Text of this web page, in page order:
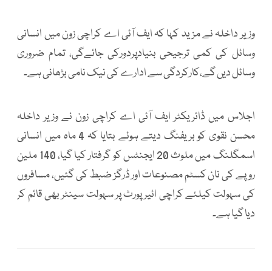
وزیر داخلہ نے مزید کہا کہ ایف آئی اے کراچی زون میں انسانی
وسائل کی کمی ترجیحی بنیادپردورکی جائےگی، تمام ضروری
وسائل دیں گے،کارکردگی سے ادارے کی نیک نامی بڑھانی ہے۔
اجلاس میں ڈائریکٹر ایف آئی اے کراچی زون نے وزیر داخلہ
محسن نقوی کو بریفنگ دیتے ہوئے بتایا کہ 4 ماہ میں انسانی
اسمگلنگ میں ملوث 20 ایجنٹس کو گرفتار کیا گیا، 140 ملین
روپے کی نان کسٹم مصنوعات اور ڈرگز ضبط کی گئیں، مسافروں
کی سہولت کیلئے کراچی ائیر پورٹ پر سہولت سینٹر بھی قائم کر
دیا گیا ہے۔